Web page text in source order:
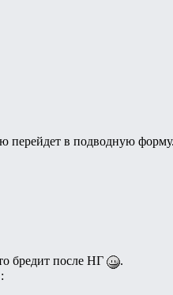
перейдет в подводную форму.
бредит после НГ
.